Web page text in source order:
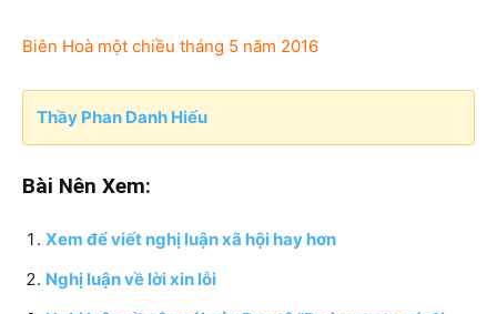
Biên Hoà một chiều tháng 5 năm 2016
Thầy Phan Danh Hiếu
Bài Nên Xem:
Xem để viết nghị luận xã hội hay hơn
Nghị luận về lời xin lỗi